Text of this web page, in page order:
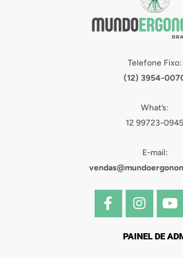
Telefone Fixo:
(12) 3954-
What’s:
12 99723-0945
E-mail:
F
a
I
n
t
Y
o
t
PAINEL DE